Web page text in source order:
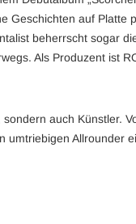
Geschichten auf
beherrscht sogar
Als Produzent ist
sondern auch Künstler.
umtriebigen Allrounder